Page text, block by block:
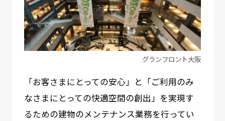
グランフロント大阪
「お客さまにとっての安心」と「ご利用のみ
なさまにとっての快適空間の創出」を実現す
るための建物のメンテナンス業務を行ってい